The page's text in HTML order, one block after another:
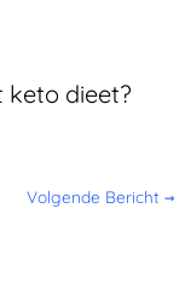
keto dieet?
Volgende Bericht →